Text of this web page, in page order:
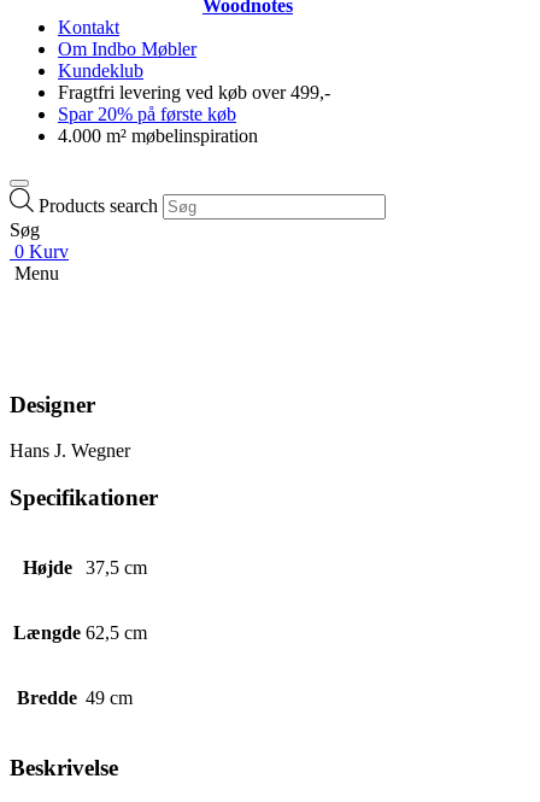
Woodnotes
Kontakt
Om Indbo Møbler
Kundeklub
Fragtfri levering ved køb over 499,-
Spar 20% på første køb
4.000 m² møbelinspiration
Products search
Søg
0 Kurv
Menu
Designer
Hans J. Wegner
Specifikationer
Højde 37,5 cm
Længde 62,5 cm
Bredde 49 cm
Beskrivelse